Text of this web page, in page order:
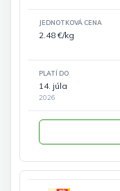
JEDNOTKOVÁ CENA
2.48 €/kg
PLATÍ DO
14. júla
2026